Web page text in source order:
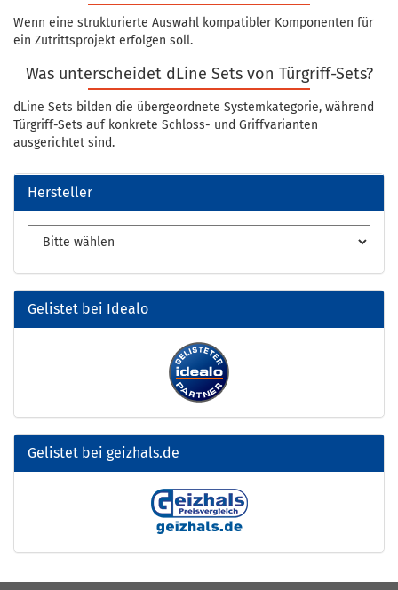
Wenn eine strukturierte Auswahl kompatibler Komponenten für
ein Zutrittsprojekt erfolgen soll.
Was unterscheidet dLine Sets von Türgriff-Sets?
dLine Sets bilden die übergeordnete Systemkategorie, während
Türgriff-Sets auf konkrete Schloss- und Griffvarianten
ausgerichtet sind.
Hersteller
Gelistet bei Idealo
Gelistet bei geizhals.de